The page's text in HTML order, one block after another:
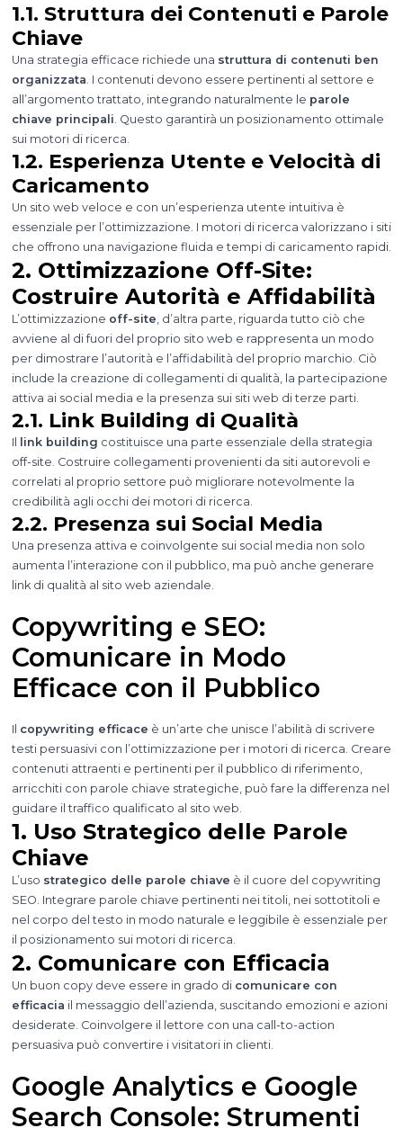
1.1. Struttura dei Contenuti e Parole
Chiave
Una strategia efficace richiede una struttura di contenuti ben
organizzata . I contenuti devono essere pertinenti al settore e
all’argomento trattato, integrando naturalmente le parole
chiave principali . Questo garantirà un posizionamento ottimale
sui motori di ricerca.
1.2. Esperienza Utente e Velocità di
Caricamento
Un sito web veloce e con un’esperienza utente intuitiva è
essenziale per l’ottimizzazione. I motori di ricerca valorizzano i siti
che offrono una navigazione fluida e tempi di caricamento rapidi.
2. Ottimizzazione Off-Site:
Costruire Autorità e Affidabilità
L’ottimizzazione off-site , d’altra parte, riguarda tutto ciò che
avviene al di fuori del proprio sito web e rappresenta un modo
per dimostrare l’autorità e l’affidabilità del proprio marchio. Ciò
include la creazione di collegamenti di qualità, la partecipazione
attiva ai social media e la presenza sui siti web di terze parti.
2.1. Link Building di Qualità
Il link building costituisce una parte essenziale della strategia
off-site. Costruire collegamenti provenienti da siti autorevoli e
correlati al proprio settore può migliorare notevolmente la
credibilità agli occhi dei motori di ricerca.
2.2. Presenza sui Social Media
Una presenza attiva e coinvolgente sui social media non solo
aumenta l’interazione con il pubblico, ma può anche generare
link di qualità al sito web aziendale.
Copywriting e SEO:
Comunicare in Modo
Efficace con il Pubblico
Il copywriting efficace è un’arte che unisce l’abilità di scrivere
testi persuasivi con l’ottimizzazione per i motori di ricerca. Creare
contenuti attraenti e pertinenti per il pubblico di riferimento,
arricchiti con parole chiave strategiche, può fare la differenza nel
guidare il traffico qualificato al sito web.
1. Uso Strategico delle Parole
Chiave
L’uso strategico delle parole chiave è il cuore del copywriting
SEO. Integrare parole chiave pertinenti nei titoli, nei sottotitoli e
nel corpo del testo in modo naturale e leggibile è essenziale per
il posizionamento sui motori di ricerca.
2. Comunicare con Efficacia
Un buon copy deve essere in grado di comunicare con
efficacia il messaggio dell’azienda, suscitando emozioni e azioni
desiderate. Coinvolgere il lettore con una call-to-action
persuasiva può convertire i visitatori in clienti.
Google Analytics e Google
Search Console: Strumenti